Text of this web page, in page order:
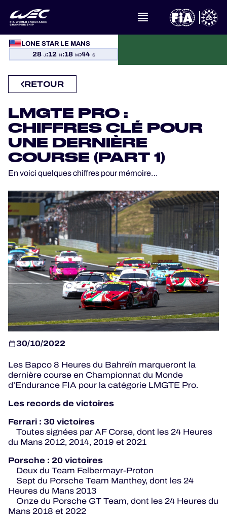
LONE STAR LE MANS
28 J:12 H:18 M:44 S
À PROPOS DU FIA WEC
CALENDRIER
CLASSEMENTS
RÉSULTATS
LA GRILLE
OÙ REGARDER
PROGRAMMES OFFICIELS
JEU OFFICIEL
HOSPITALITÉS
24H LEMANS
ALMS
RETOUR
LMGTE PRO :
CHIFFRES CLÉ POUR
UNE DERNIÈRE
COURSE (PART 1)
En voici quelques chiffres pour mémoire…
30/10/2022
Les Bapco 8 Heures du Bahreïn marqueront la
dernière course en Championnat du Monde
d’Endurance FIA pour la catégorie LMGTE Pro.
Les records de victoires
Ferrari : 30 victoires
Toutes signées par AF Corse, dont les 24 Heures
du Mans 2012, 2014, 2019 et 2021
Porsche : 20 victoires
Deux du Team Felbermayr-Proton
Sept du Porsche Team Manthey, dont les 24
Heures du Mans 2013
Onze du Porsche GT Team, dont les 24 Heures du
Mans 2018 et 2022